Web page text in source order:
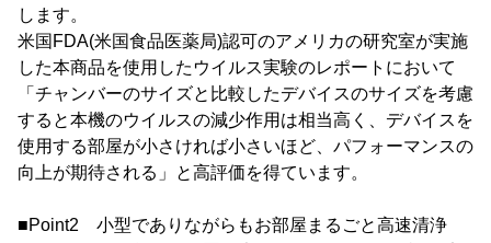
します。
米国FDA(米国食品医薬局)認可のアメリカの研究室が実施
した本商品を使用したウイルス実験のレポートにおいて
「チャンバーのサイズと比較したデバイスのサイズを考慮
すると本機のウイルスの減少作用は相当高く、デバイスを
使用する部屋が小さければ小さいほど、パフォーマンスの
向上が期待される」と高評価を得ています。
■Point2 小型でありながらもお部屋まるごと高速清浄